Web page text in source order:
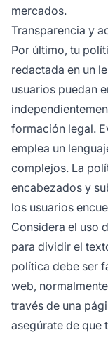
mercados.
Transparencia y
Por último, tu
redactada en un
usuarios puedan
formación legal.
emplea un
complejos. La
encabezados y
los usuarios
Considera el uso
para dividir el
política debe ser
web,
través de una
asegúrate de que